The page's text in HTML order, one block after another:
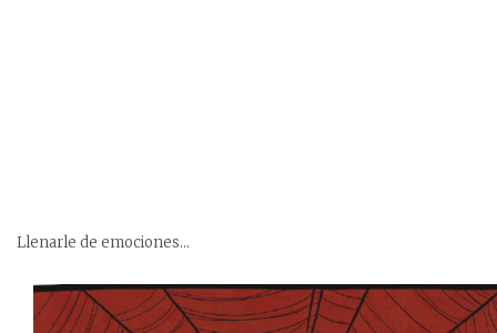
Llenarle de emociones…